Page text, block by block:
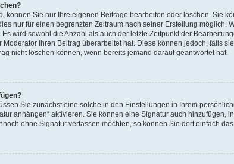
können Sie nur Ihre eigenen Beiträge bearbeiten oder löschen. Sie
nur für einen begrenzten Zeitraum nach seiner Erstellung möglich.
wird sowohl die Anzahl als auch der letzte Zeitpunkt der
Ihren Beitrag überarbeitet hat. Diese können jedoch, falls
nicht löschen können, wenn bereits jemand darauf geantwortet hat.
Sie zunächst eine solche in den Einstellungen in Ihrem
anhängen“ aktivieren. Sie können eine Signatur auch
ohne Signatur verfassen möchten, so können Sie dort einfach